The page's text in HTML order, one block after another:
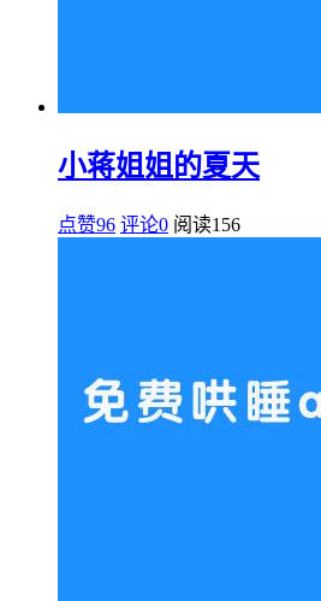
小蒋姐姐的夏天
点赞96 评论0 阅读156